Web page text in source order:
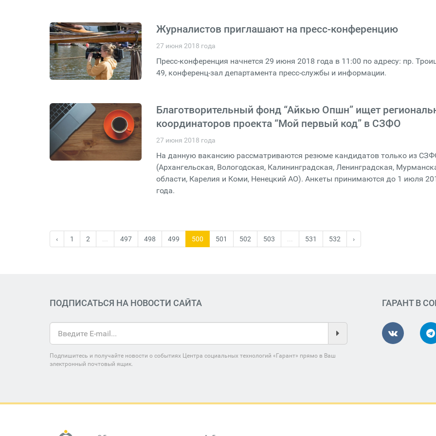
Журналистов приглашают на пресс-конференцию
27 июня 2018 года
Пресс-конференция начнется 29 июня 2018 года в 11:00 по адресу: пр.
49, конференц-зал департамента пресс-службы и информации.
Благотворительный фонд “Айкью Опшн” ищет
координаторов проекта “Мой первый код” в СЗФО
27 июня 2018 года
На данную вакансию рассматриваются резюме кандидатов только из
(Архангельская, Вологодская, Калининградская, Ленинградская,
области, Карелия и Коми, Ненецкий АО). Анкеты принимаются до 1 июля
года.
‹ 1 2 497 498 499 500 501 502 503 531 532 ›
ПОДПИСАТЬСЯ НА НОВОСТИ САЙТА
Подпишитесь и получайте новости о событиях Центра социальных технологий «Гарант» прямо в Ваш
электронный почтовый ящик.
ГАРАНТ В